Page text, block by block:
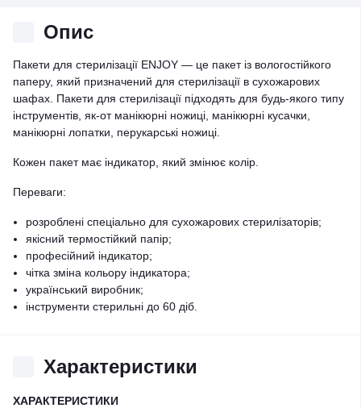
Опис
Пакети для стерилізації ENJOY — це пакет із вологостійкого
паперу, який призначений для стерилізації в сухожарових
шафах. Пакети для стерилізації підходять для будь-якого типу
інструментів, як-от манікюрні ножиці, манікюрні кусачки,
манікюрні лопатки, перукарські ножиці.
Кожен пакет має індикатор, який змінює колір.
Переваги:
розроблені спеціально для сухожарових стерилізаторів;
якісний термостійкий папір;
професійний індикатор;
чітка зміна кольору індикатора;
український виробник;
інструменти стерильні до 60 діб.
Характеристики
ХАРАКТЕРИСТИКИ